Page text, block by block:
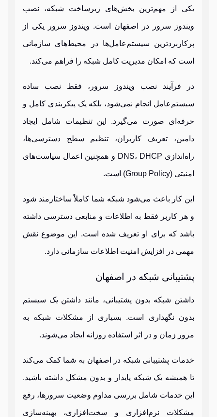
یکی از مهم‌ترین بخش‌های زیرساخت شبکه، نصب
ویندوز سرور در اصفهان است. ویندوز سرور یکی از
پرکاربردترین سیستم‌عامل‌ها در محیط‌های سازمانی
است که امکان مدیریت کامل شبکه را فراهم می‌کند.
در فرآیند نصب ویندوز سرور، فقط نصب ساده
سیستم‌عامل انجام نمی‌شود، بلکه یک پیکربندی کامل و
حرفه‌ای صورت می‌گیرد. این تنظیمات شامل ایجاد
دامین، تعریف کاربران، تنظیم سطح دسترسی‌ها،
راه‌اندازی DNS، DHCP و همچنین اعمال سیاست‌های
امنیتی (Group Policy) است.
این کار باعث می‌شود شبکه شما کاملاً ساختارمند شود
و هر کاربر فقط به اطلاعات و منابعی دسترسی داشته
باشد که برای او تعریف شده است. این موضوع نقش
مهمی در افزایش امنیت اطلاعات سازمانی دارد.
پشتیبانی شبکه در اصفهان
داشتن شبکه بدون پشتیبانی، مانند داشتن یک سیستم
بدون نگهداری است. بسیاری از مشکلات شبکه به
مرور زمان و در اثر استفاده روزانه ایجاد می‌شوند.
خدمات پشتیبانی شبکه در اصفهان به شما کمک می‌کند
تا همیشه یک شبکه پایدار و بدون مشکل داشته باشید.
این خدمات شامل بررسی مداوم وضعیت سرورها، رفع
مشکلات نرم‌افزاری و سخت‌افزاری، بهینه‌سازی